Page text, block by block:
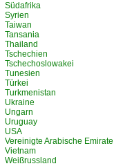
Südafrika
Syrien
Taiwan
Tansania
Thailand
Tschechien
Tschechoslowakei
Tunesien
Türkei
Turkmenistan
Ukraine
Ungarn
Uruguay
USA
Vereinigte Arabische Emirate
Vietnam
Weißrussland